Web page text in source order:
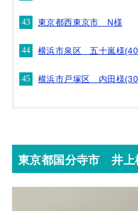
東京都西東京市 N様
横浜市泉区 五十嵐様(40
横浜市戸塚区 内田様
東京都国分寺市 井上